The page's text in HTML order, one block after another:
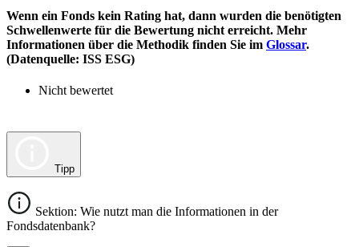
Wenn ein Fonds kein Rating hat, dann wurden die benötigten
Schwellenwerte für die Bewertung nicht erreicht. Mehr
Informationen über die Methodik finden Sie im Glossar.
(Datenquelle: ISS ESG)
Nicht bewertet
Tipp
Sektion: Wie nutzt man die Informationen in der
Fondsdatenbank?